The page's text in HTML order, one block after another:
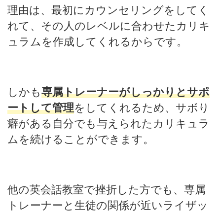
理由は、最初にカウンセリングをしてく
れて、その人のレベルに合わせたカリキ
ュラムを作成してくれるからです。
しかも専属トレーナーがしっかりとサポ
ートして管理をしてくれるため、サボり
癖がある自分でも与えられたカリキュラ
ムを続けることができます。
他の英会話教室で挫折した方でも、専属
トレーナーと生徒の関係が近いライザッ